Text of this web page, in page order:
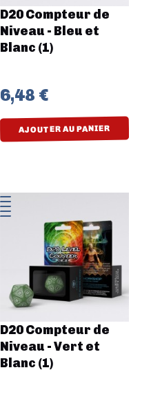
D20 Compteur de
Niveau - Bleu et
Blanc (1)
6,48 €
AJOUTER AU PANIER
D20 Compteur de
Niveau - Vert et
Blanc (1)